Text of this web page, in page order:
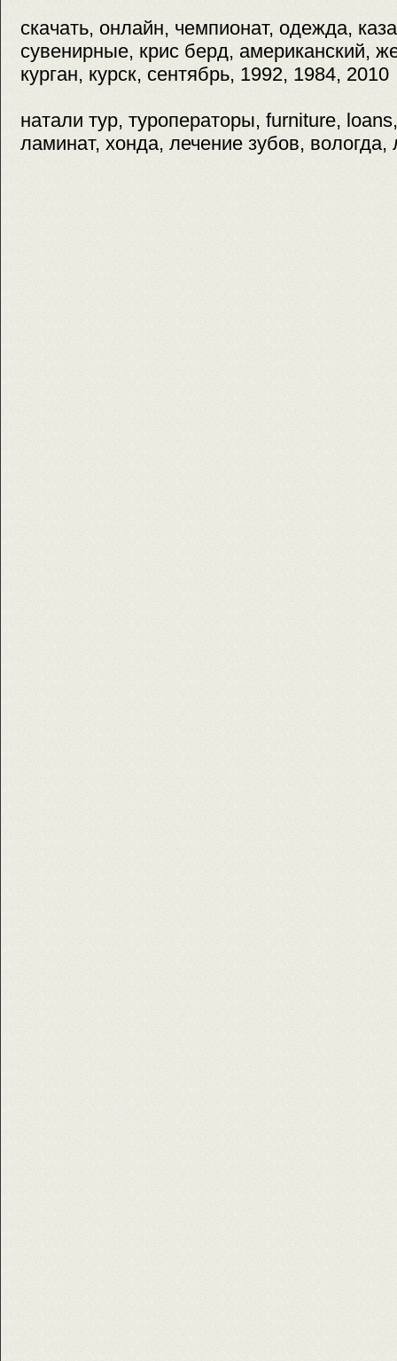
скачать, онлайн, чемпионат, одежда,
сувенирные, крис берд, американский,
курган, курск, сентябрь, 1992, 1984, 2010
натали тур, туроператоры, furniture,
ламинат, хонда, лечение зубов, вологда,